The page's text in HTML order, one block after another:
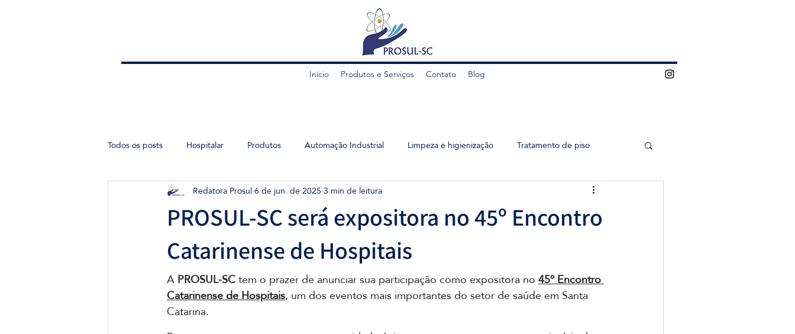
Início Produtos e Serviços Contato Blog
Todos os posts Hospitalar Produtos Automação Industrial Limpeza e higienização Tratamento de piso
PROSUL-SC será expositora no 45º Encontro
Catarinense de Hospitais
Redatora Prosul6 de jun. de 20253 min de leitura
A PROSUL-SC tem o prazer de anunciar sua participação como expositora no 45º Encontro
Catarinense de Hospitais, um dos eventos mais importantes do setor de saúde em Santa
Catarina.